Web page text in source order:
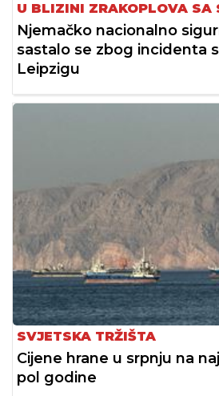
U BLIZINI ZRAKOPLOVA SA
Njemačko nacionalno
sastalo se zbog incidenta
Leipzigu
SVJETSKA TRŽIŠTA
Cijene hrane u srpnju na
pol godine